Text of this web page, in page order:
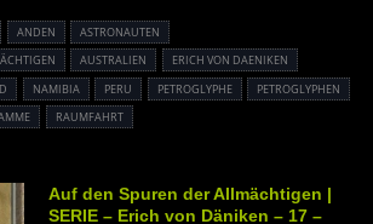
ANDEN
ASTRONAUTEN
AUSTRALIEN
ERICH VON DAENIKEN
NAMIBIA PERU PETROGLYPHE
PETROGLYPHEN
RAUMFAHRT
Auf den Spuren der Allmächtigen |
SERIE – Erich von Däniken – 17 –